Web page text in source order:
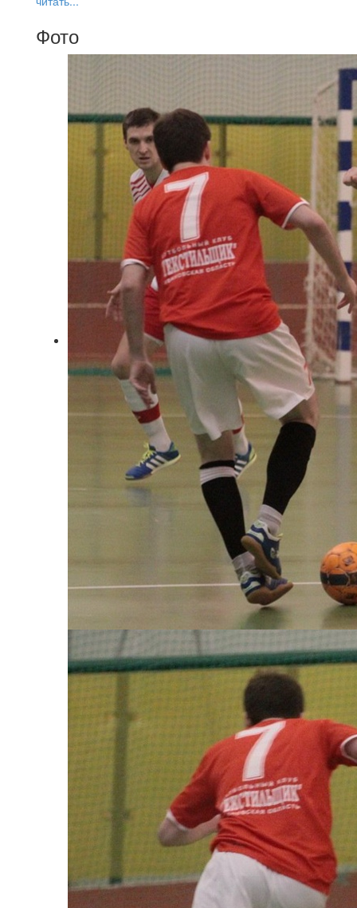
Фото